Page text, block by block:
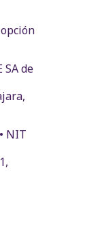
SA de
NIT